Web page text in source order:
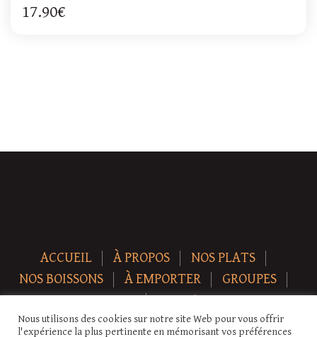
17.90€
ACCUEIL À PROPOS
NOS PLATS
NOS BOISSONS
À EMPORTER
GROUPES
NEWS
CONTACT
Copyright © 2026 Auberge-ecurie. Tous droits réservés.
Nous utilisons des cookies sur notre site Web pour vous offrir
l'expérience la plus pertinente en mémorisant vos préférences